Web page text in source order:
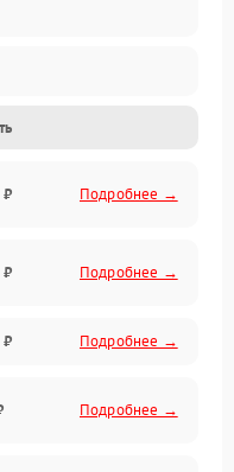
₽ Подробнее →
₽ Подробнее →
₽ Подробнее →
Подробнее →